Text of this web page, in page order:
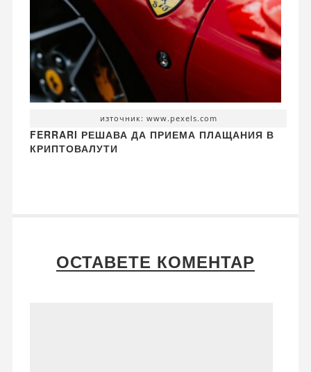
източник: www.pexels.com
FERRARI РЕШАВА ДА ПРИЕМА ПЛАЩАНИЯ В
КРИПТОВАЛУТИ
ОСТАВЕТЕ КОМЕНТАР